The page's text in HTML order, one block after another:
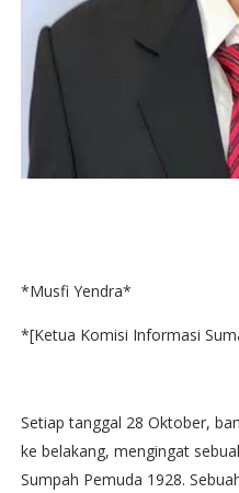
*Musfi Yendra*
*[Ketua Komisi Informasi
Setiap tanggal 28 Oktober,
ke belakang, mengingat
Sumpah Pemuda 1928.